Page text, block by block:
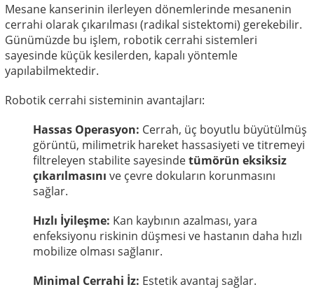
Mesane kanserinin ilerleyen dönemlerinde mesanenin
cerrahi olarak çıkarılması (radikal sistektomi) gerekebilir.
Günümüzde bu işlem, robotik cerrahi sistemleri
sayesinde küçük kesilerden, kapalı yöntemle
yapılabilmektedir.
Robotik cerrahi sisteminin avantajları:
Hassas Operasyon: Cerrah, üç boyutlu büyütülmüş
görüntü, milimetrik hareket hassasiyeti ve titremeyi
filtreleyen stabilite sayesindetümörün eksiksiz
çıkarılmasını ve çevre dokuların korunmasını
sağlar.
Hızlı İyileşme: Kan kaybının azalması, yara
enfeksiyonu riskinin düşmesi ve hastanın daha hızlı
mobilize olması sağlanır.
Minimal Cerrahi İz: Estetik avantaj sağlar.